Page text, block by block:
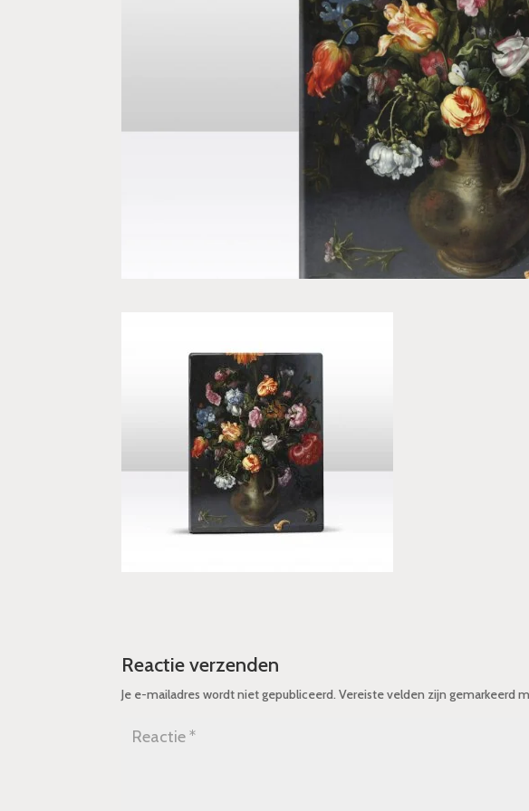
Reactie verzenden
Je e-mailadres wordt niet gepubliceerd. Vereiste velden zijn gemarkeerd